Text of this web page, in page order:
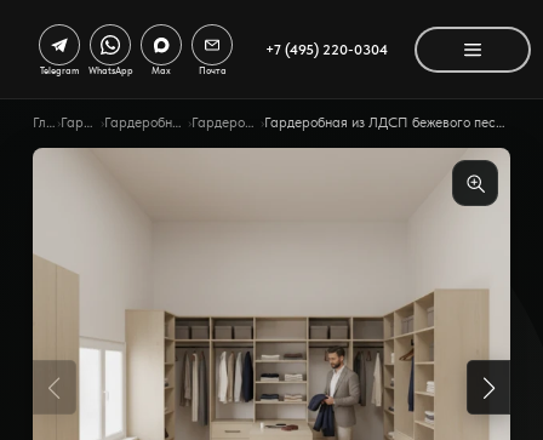
+7 (495) 220-0304
Telegram WhatsApp Max Почта
Главная › Гардеробные › Гардеробные по помещению › Гардеробная в спальне › Гардеробная из ЛДСП бежевого песка с металлическими штангами черного цвета